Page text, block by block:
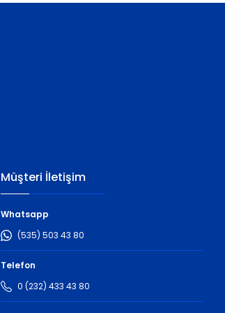
Müşteri İletişim
Whatsapp
(535) 503 43 80
Telefon
0 (232) 433 43 80